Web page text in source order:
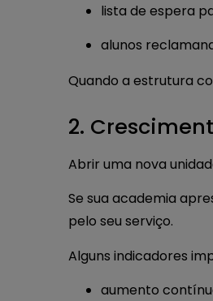
lista de espera
alunos
Quando a estrutura
2.
Abrir uma nova
Se sua academia
pelo seu serviço.
Alguns indicadores
aumento